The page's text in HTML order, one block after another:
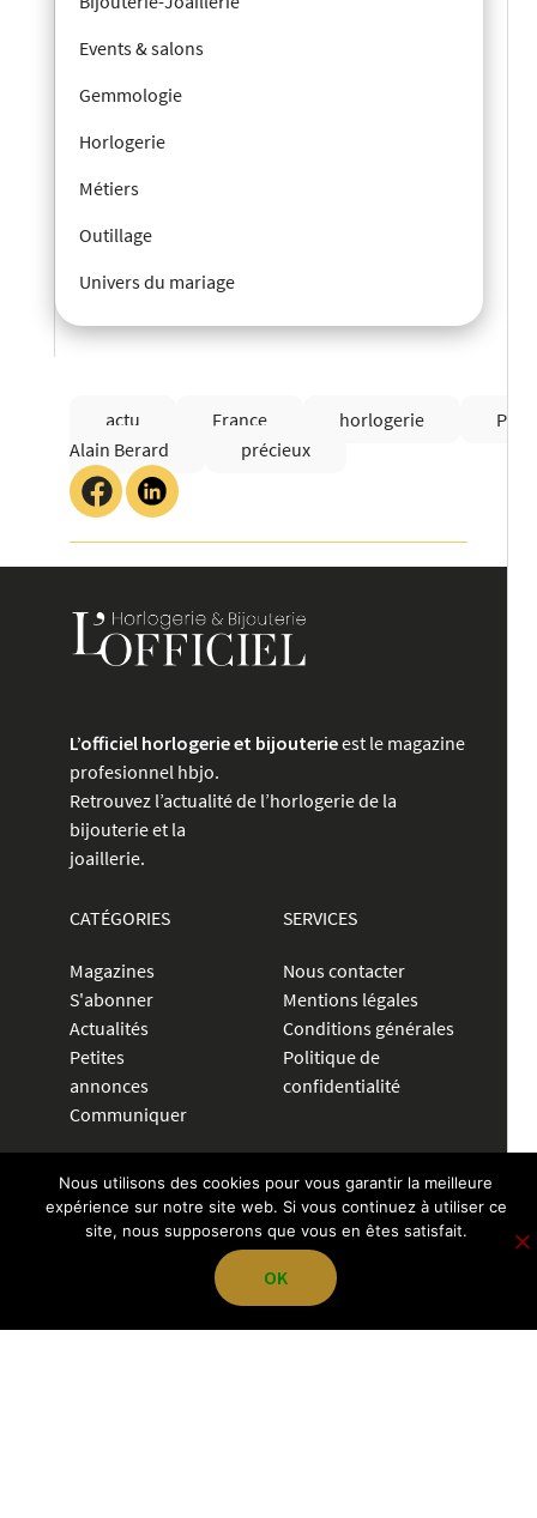
Events & salons
Gemmologie
Horlogerie
Métiers
Outillage
Univers du mariage
actu France horlogerie
Alain Berard
précieux
L’officiel horlogerie et bijouterieest le magazine
profesionnel hbjo.
Retrouvez l’actualité de l’horlogerie de la
bijouterie et la
joaillerie.
CATÉGORIES
Magazines
S'abonner
Actualités
Petites
annonces
Communiquer
SERVICES
Nous contacter
Mentions légales
Conditions générales
Politique de
confidentialité
CRÉER UNE ANNONCE
04 72 83 84 70
contact@pegazevisions.fr
NOUS SUIVRE
Nous utilisons des cookies pour vous garantir la meilleure
expérience sur notre site web. Si vous continuez à utiliser ce
site, nous supposerons que vous en êtes satisfait.
OK